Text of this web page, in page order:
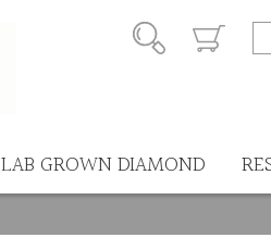
LAB GROWN DIAMOND